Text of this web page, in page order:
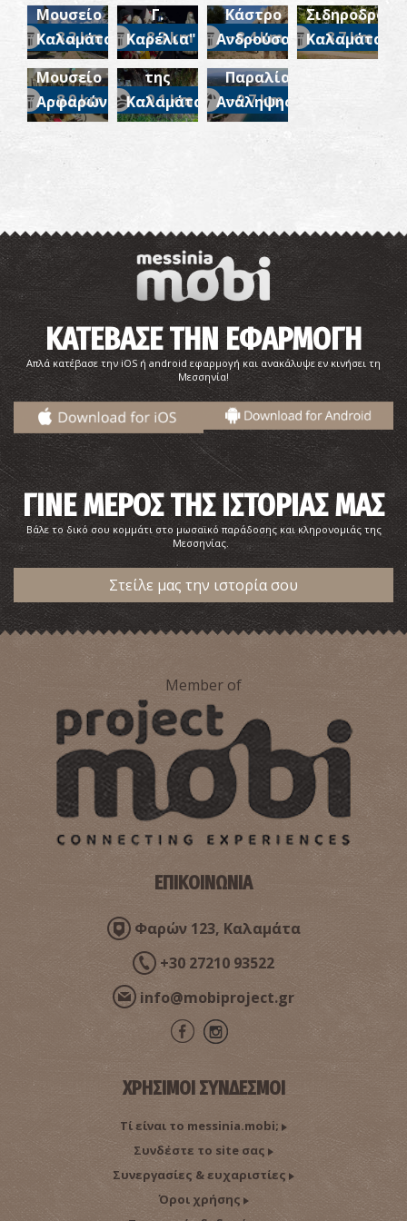
Ιωάννης Π. Ταβουλαρέας–Ερευνητής, Συγγραφέας
Δημήτριος Κωτσάκης–Αστρονόμος, Συγγραφέας
Γρηγόρης Χαλιακόπουλος–Συγγραφέας, Ποιητής,
Δημοσιογράφος
Βελισσάριος Κορένσιος–Ζωγράφος
Επανάστασης του 1821
~8.3 km
Μουσείο
Καλαμάτας
~8.3 km
Γ.
Καρέλια"
~8.4 km
Κάστρο
Ανδρούσας
~8.7 km
Καλαμάτας
~8.9 km
και
Λαογραφικό
Μουσείο
Αρφαρών
~9.1 km
«Μάνα
Ελιά»
της
Καλαμάτας
~9.7 km
Παραλία
Ανάληψης
ΚΑΤΕΒΑΣΕ ΤΗΝ ΕΦΑΡΜΟΓΗ
Απλά κατέβασε την iOS ή android εφαρμογή και ανακάλυψε εν κινήσει τη
Μεσσηνία!
ΓΙΝΕ ΜΕΡΟΣ ΤΗΣ ΙΣΤΟΡΙΑΣ ΜΑΣ
Βάλε το δικό σου κομμάτι στο μωσαϊκό παράδοσης και κληρονομιάς της
Μεσσηνίας.
Στείλε μας την ιστορία σου
Member of
ΕΠΙΚΟΙΝΩΝΙΑ
Φαρών 123, Καλαμάτα
+30 27210 93522
info@mobiproject.gr
ΧΡΗΣΙΜΟΙ ΣΥΝΔΕΣΜΟΙ
Τί είναι το messinia.mobi;
Συνδέστε το site σας
Συνεργασίες & ευχαριστίες
Όροι χρήσης